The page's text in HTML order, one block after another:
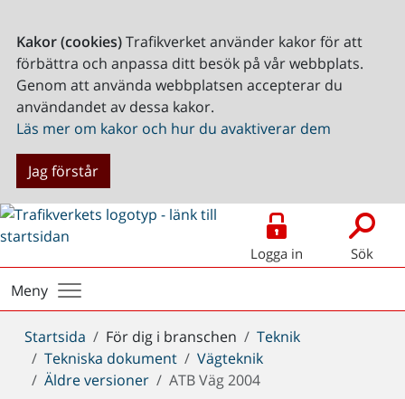
Kakor (cookies)Trafikverket använder kakor för att
förbättra och anpassa ditt besök på vår webbplats.
Genom att använda webbplatsen accepterar du
användandet av dessa kakor.
Läs mer om kakor och hur du avaktiverar dem
Jag förstår
Logga in Sök
Meny
Du
är
här:
Startsida För dig i branschen
Teknik
Tekniska dokument
Vägteknik
Äldre versioner
ATB Väg 2004